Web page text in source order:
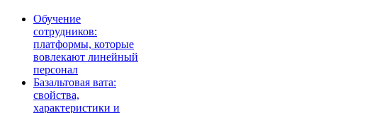
Обучение
сотрудников:
платформы, которые
вовлекают линейный
персонал
Базальтовая вата:
свойства,
характеристики и